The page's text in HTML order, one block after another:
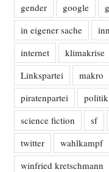
gender
google
in eigener sache
internet
klimakrise
Linkspartei
makro
piratenpartei
politik
science fiction
sf
twitter
wahlkampf
winfried kretschmann